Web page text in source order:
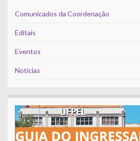
Comunicados da Coordenação
Editais
Eventos
Notícias